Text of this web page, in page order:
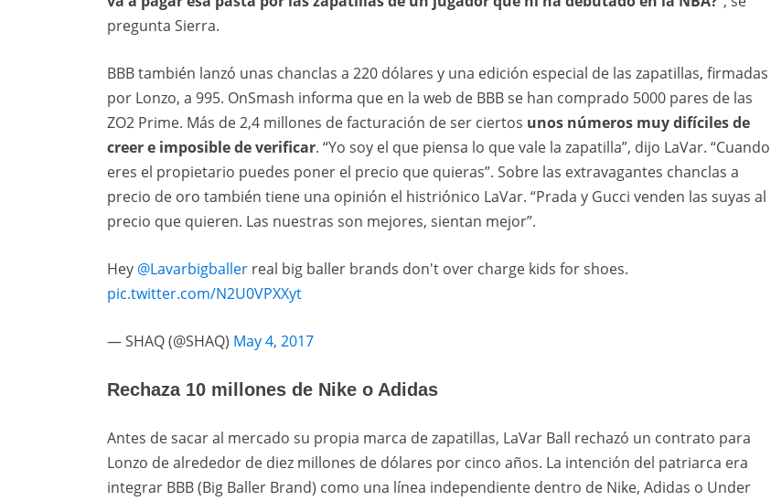
pregunta Sierra.
BBB también lanzó unas chanclas a 220 dólares y una edición especial de las zapatillas, firmadas
por Lonzo, a 995. OnSmash informa que en la web de BBB se han comprado 5000 pares de las
ZO2 Prime. Más de 2,4 millones de facturación de ser ciertos unos números muy difíciles de
creer e imposible de verificar. “Yo soy el que piensa lo que vale la zapatilla”, dijo LaVar. “Cuando
eres el propietario puedes poner el precio que quieras”. Sobre las extravagantes chanclas a
precio de oro también tiene una opinión el histriónico LaVar. “Prada y Gucci venden las suyas al
precio que quieren. Las nuestras son mejores, sientan mejor”.
Hey @Lavarbigballer real big baller brands don't over charge kids for shoes.
pic.twitter.com/N2U0VPXXyt
— SHAQ (@SHAQ) May 4, 2017
Rechaza 10 millones de Nike o Adidas
Antes de sacar al mercado su propia marca de zapatillas, LaVar Ball rechazó un contrato para
Lonzo de alrededor de diez millones de dólares por cinco años. La intención del patriarca era
integrar BBB (Big Baller Brand) como una línea independiente dentro de Nike, Adidas o Under